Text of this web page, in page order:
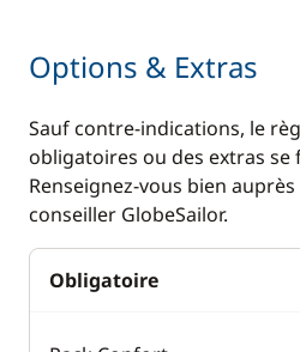
Options & Extras
Sauf contre-indications, le
obligatoires ou des extras se
Renseignez-vous bien
conseiller GlobeSailor.
Obligatoire